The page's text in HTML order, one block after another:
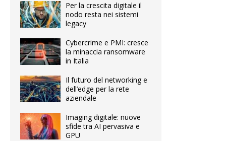
Per la crescita digitale il
nodo resta nei sistemi
legacy
Cybercrime e PMI: cresce
la minaccia ransomware
in Italia
Il futuro del networking e
dell’edge per la rete
aziendale
Imaging digitale: nuove
sfide tra AI pervasiva e
GPU